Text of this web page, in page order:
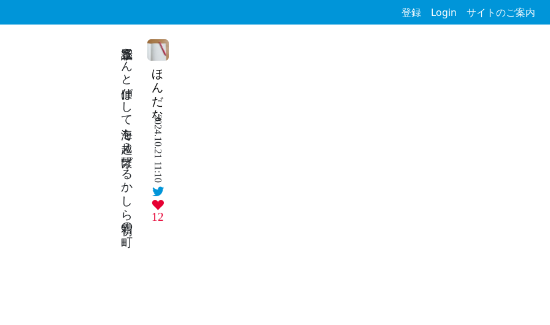
登録 Login サイトのご案内
ほんだな
2024.10.21 11:10
12
糸電話うーんと伸ばして海を越え繋げるかしら初雪の町